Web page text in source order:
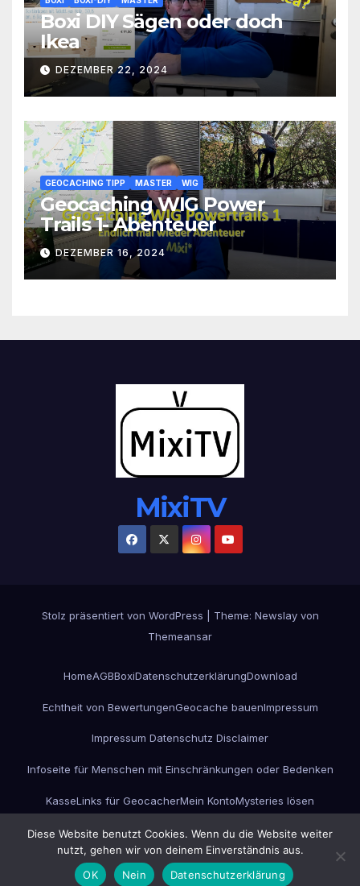
Boxi DIY Sägen oder doch
Ikea
DEZEMBER 22, 2024
GEOCACHING TIPP MASTER WIG
Geocaching WIG Power
Trails 1- Abenteuer
DEZEMBER 16, 2024
MixiTV
Stolz präsentiert von WordPress Theme: Newslayvon
Themeansar
HomeAGBBoxiDatenschutzerklärungDownload
Echtheit von BewertungenGeocache bauenImpressum
Impressum Datenschutz Disclaimer
Infoseite für Menschen mit Einschränkungen oder Bedenken
KasseLinks für GeocacherMein KontoMysteries lösen
Projekt GC-ESC-BoxUnterwegsVersandartenWarenkorb Werbung
WiderrufsbelehrungZahlungsarten
Diese Website benutzt Cookies. Wenn du die Website weiter
nutzt, gehen wir von deinem Einverständnis aus.
OK
Nein Datenschutzerklärung